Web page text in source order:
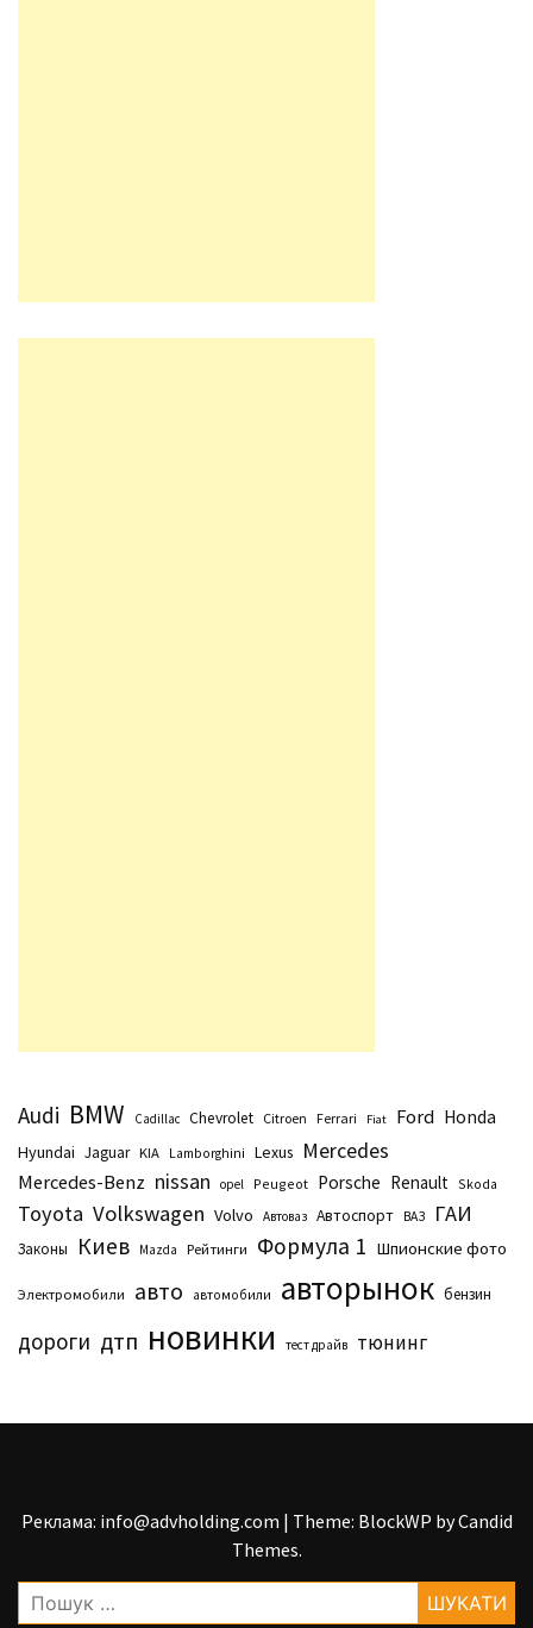
Audi BMW Cadillac Chevrolet Citroen Ferrari Fiat Ford Honda
Hyundai Jaguar KIA Lamborghini Lexus Mercedes
Mercedes-Benz nissan opel Peugeot Porsche Renault Skoda
Toyota Volkswagen Volvo Автоваз Автоспорт ВАЗ ГАИ
Законы Киев Маzda Рейтинги Формула 1 Шпионские фото
Электромобили авто автомобили авторынок бензин
дороги дтп новинки тест драйв тюнинг
Реклама: info@advholding.com | Theme: BlockWP byCandid
Themes.
Пошук: